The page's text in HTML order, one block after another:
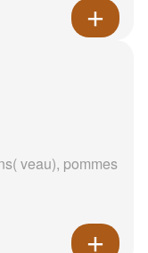
veau), pommes